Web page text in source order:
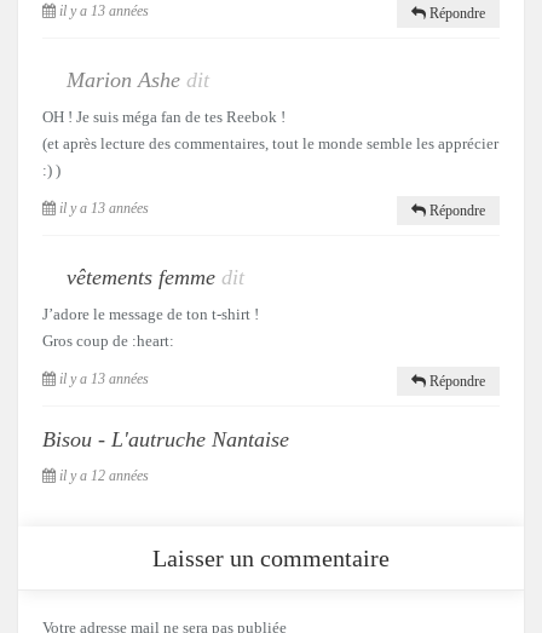
il y a 13 années Répondre
Marion Ashe dit
OH ! Je suis méga fan de tes Reebok !
(et après lecture des commentaires, tout le monde semble les apprécier
:) )
il y a 13 années Répondre
vêtements femme dit
J’adore le message de ton t-shirt !
Gros coup de :heart:
il y a 13 années Répondre
Bisou - L'autruche Nantaise
il y a 12 années
Laisser un commentaire
Votre adresse mail ne sera pas publiée